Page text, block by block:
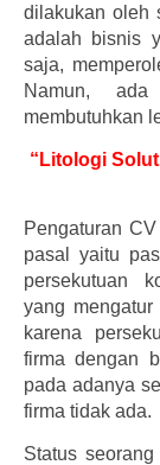
dilakukan oleh
adalah bisnis
saja,
Namun,
membutuhkan
“Litologi
Pengaturan
pasal yaitu
persekutuan
yang mengatur
karena
firma dengan
pada adanya
firma tidak ada.
Status